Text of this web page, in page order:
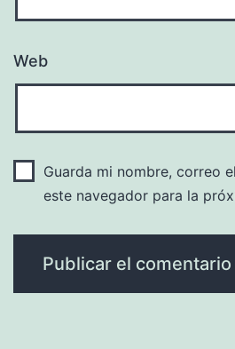
Web
Guarda mi nombre, correo
este navegador para la